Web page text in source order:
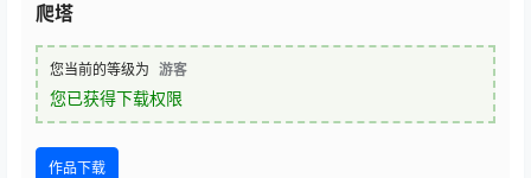
爬塔
您当前的等级为 游客
您已获得下载权限
作品下载